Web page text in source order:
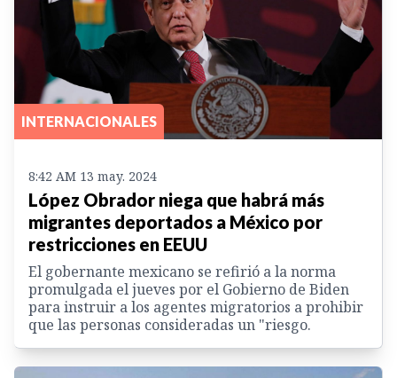
INTERNACIONALES
8:42 AM 13 may. 2024
López Obrador niega que habrá más
migrantes deportados a México por
restricciones en EEUU
El gobernante mexicano se refirió a la norma
promulgada el jueves por el Gobierno de Biden
para instruir a los agentes migratorios a prohibir
que las personas consideradas un "riesgo.